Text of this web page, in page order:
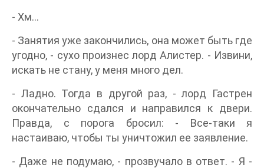
- Хм…
- Занятия уже закончились, она может быть где
угодно, - сухо произнес лорд Алистер. - Извини,
искать не стану, у меня много дел.
- Ладно. Тогда в другой раз, - лорд Гастрен
окончательно сдался и направился к двери.
Правда, с порога бросил: - Все-таки я
настаиваю, чтобы ты уничтожил ее заявление.
- Даже не подумаю, - прозвучало в ответ. - Я -